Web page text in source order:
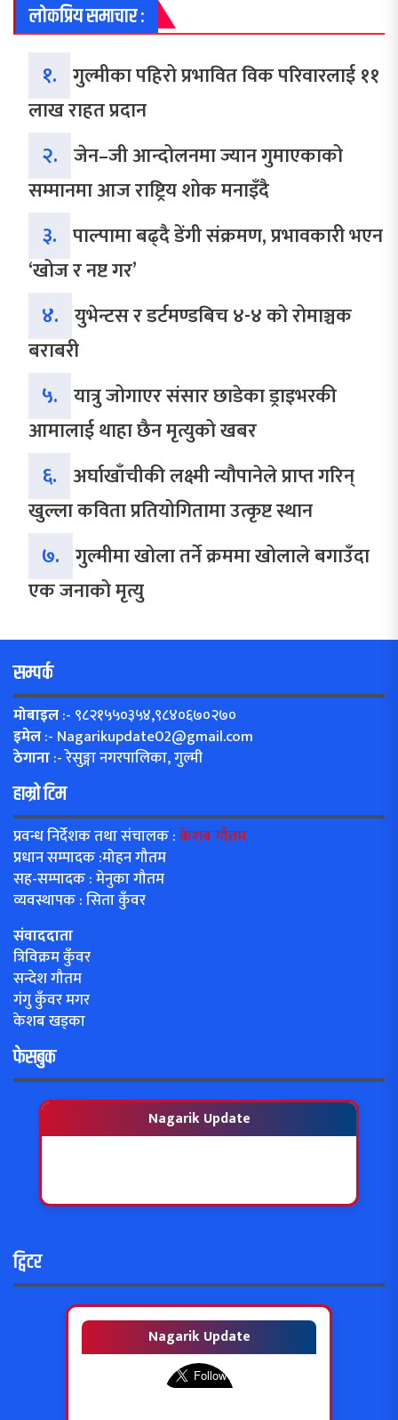
लोकप्रिय समाचार :
१. गुल्मीका पहिरो प्रभावित विक परिवारलाई ११
लाख राहत प्रदान
२. जेन–जी आन्दोलनमा ज्यान गुमाएकाको
सम्मानमा आज राष्ट्रिय शोक मनाइँदै
३. पाल्पामा बढ्दै डेंगी संक्रमण, प्रभावकारी भएन
‘खोज र नष्ट गर’
४. युभेन्टस र डर्टमण्डबिच ४-४ को रोमाञ्चक
बराबरी
५. यात्रु जोगाएर संसार छाडेका ड्राइभरकी
आमालाई थाहा छैन मृत्युको खबर
६. अर्घाखाँचीकी लक्ष्मी न्यौपानेले प्राप्त गरिन्
खुल्ला कविता प्रतियोगितामा उत्कृष्ट स्थान
७. गुल्मीमा खोला तर्ने क्रममा खोलाले बगाउँदा
एक जनाको मृत्यु
सम्पर्क
मोबाइल:- ९८२१५५०३५४,९८४०६७०२७०
इमेल:- Nagarikupdate02@gmail.com
ठेगाना:- रेसुङ्गा नगरपालिका, गुल्मी
हाम्रो टिम
प्रवन्ध निर्देशक तथा संचालक :केशब गौतम
प्रधान सम्पादक :मोहन गौतम
सह-सम्पादक : मेनुका गौतम
व्यवस्थापक : सिता कुँवर
संवाददाता
त्रिविक्रम कुँवर
सन्देश गौतम
गंगु कुँवर मगर
केशब खड्का
फेसबुक
Nagarik Update
ट्विटर
Nagarik Update